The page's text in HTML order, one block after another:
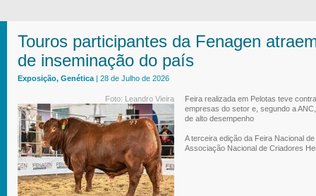
Touros participantes da Fenagen
de inseminação do país
Exposição, Genética | 28 de Julho de 2026
Foto: Leandro Vieira
Feira realizada em Pelotas teve
empresas do setor e, segundo a
de alto desempenho
A terceira edição da Feira Nacional
Associação Nacional de Criadores